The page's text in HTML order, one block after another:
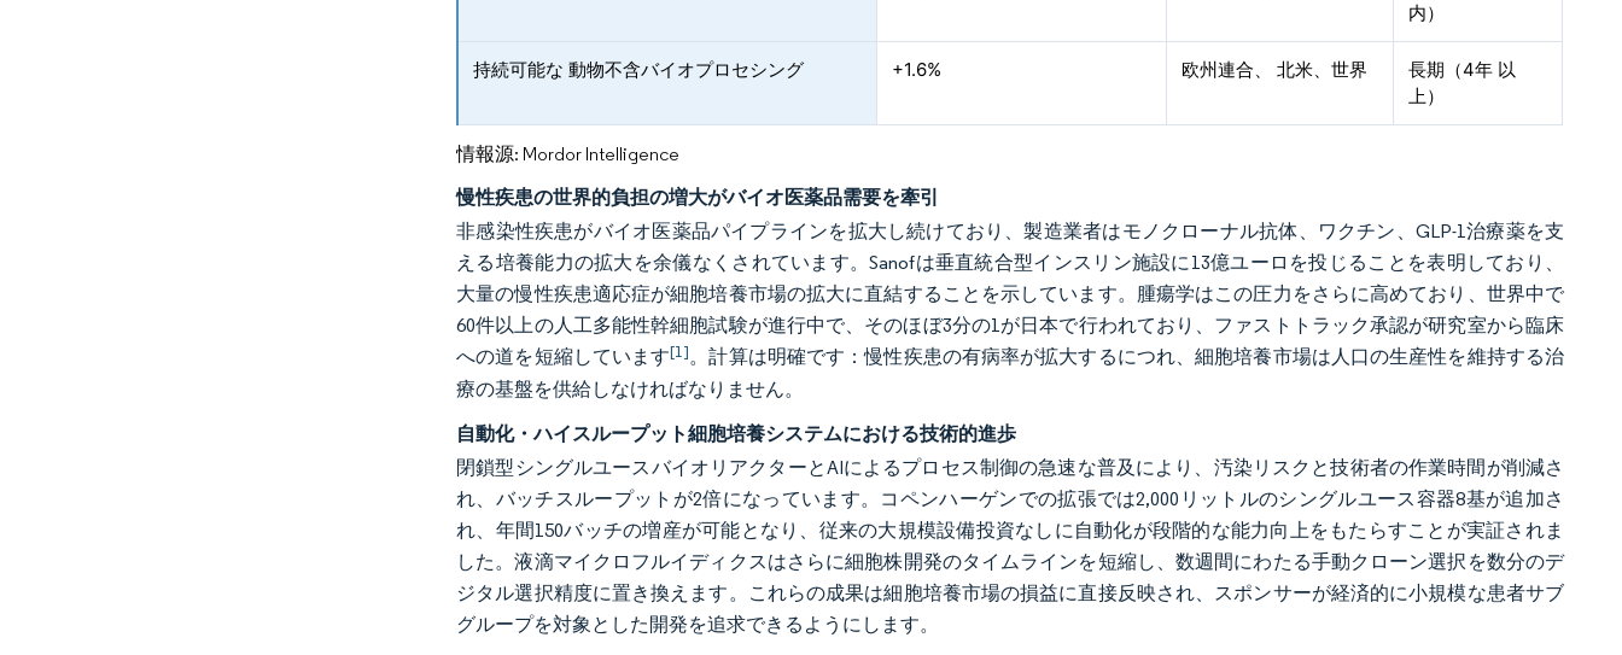
内）
持続可能な 動物不含バイオプロセシング +1.6% 欧州連合、 北米、世界
長期（4年 以
上）
情報源: Mordor Intelligence
慢性疾患の世界的負担の増大がバイオ医薬品需要を牽引
非感染性疾患がバイオ医薬品パイプラインを拡大し続けており、製造業者はモノクローナル抗体、ワクチン、GLP-1治療薬を支
える培養能力の拡大を余儀なくされています。Sanofは垂直統合型インスリン施設に13億ユーロを投じることを表明しており、
大量の慢性疾患適応症が細胞培養市場の拡大に直結することを示しています。腫瘍学はこの圧力をさらに高めており、世界中で
60件以上の人工多能性幹細胞試験が進行中で、そのほぼ3分の1が日本で行われており、ファストトラック承認が研究室から臨床
への道を短縮しています[1]。計算は明確です：慢性疾患の有病率が拡大するにつれ、細胞培養市場は人口の生産性を維持する治
療の基盤を供給しなければなりません。
自動化・ハイスループット細胞培養システムにおける技術的進歩
閉鎖型シングルユースバイオリアクターとAIによるプロセス制御の急速な普及により、汚染リスクと技術者の作業時間が削減さ
れ、バッチスループットが2倍になっています。コペンハーゲンでの拡張では2,000リットルのシングルユース容器8基が追加さ
れ、年間150バッチの増産が可能となり、従来の大規模設備投資なしに自動化が段階的な能力向上をもたらすことが実証されま
した。液滴マイクロフルイディクスはさらに細胞株開発のタイムラインを短縮し、数週間にわたる手動クローン選択を数分のデ
ジタル選択精度に置き換えます。これらの成果は細胞培養市場の損益に直接反映され、スポンサーが経済的に小規模な患者サブ
グループを対象とした開発を追求できるようにします。